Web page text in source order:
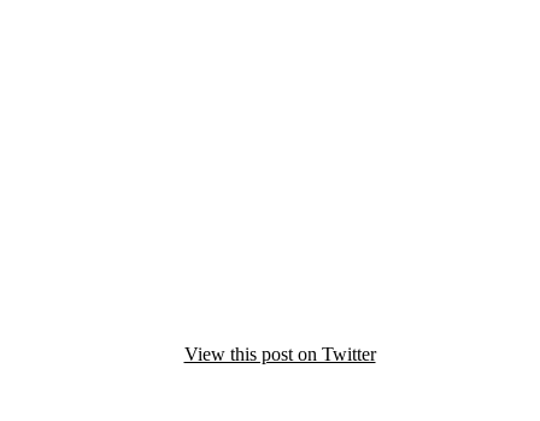
View this post on Twitter